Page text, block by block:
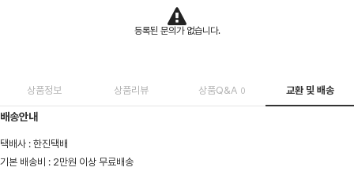
등록된 문의가 없습니다.
상품정보 상품리뷰 상품Q&A 0 교환 및 배송
배송안내
택배사 : 한진택배
기본 배송비 : 2만원 이상 무료배송